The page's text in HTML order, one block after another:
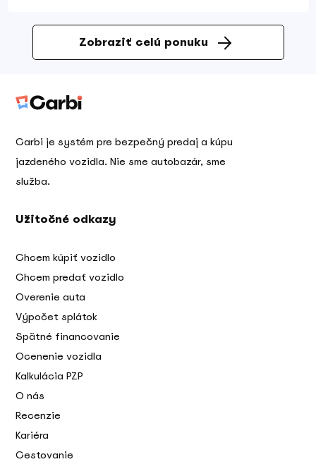
Zobraziť celú ponuku
Carbi je systém pre bezpečný predaj a kúpu
jazdeného vozidla. Nie sme autobazár, sme
služba.
Užitočné odkazy
Chcem kúpiť vozidlo
Chcem predať vozidlo
Overenie auta
Výpočet splátok
Spätné financovanie
Ocenenie vozidla
Kalkulácia PZP
O nás
Recenzie
Kariéra
Cestovanie